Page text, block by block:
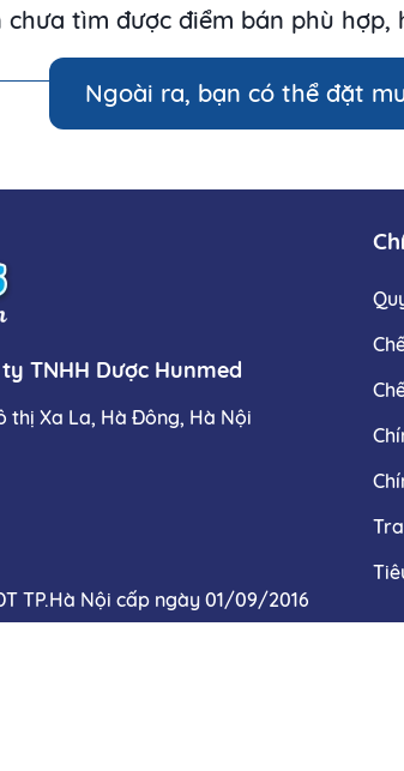
chưa tìm được điểm bán phù
Ngoài ra, bạn có thể đặt
TNHH Dược Hunmed
thị Xa La, Hà Đông, Hà Nội
TP.Hà Nội cấp ngày 01/09/2016